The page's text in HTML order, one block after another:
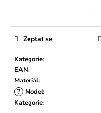
Kategorie:
EAN:
Materiál:
? Model:
Kategorie:
Zeptat se